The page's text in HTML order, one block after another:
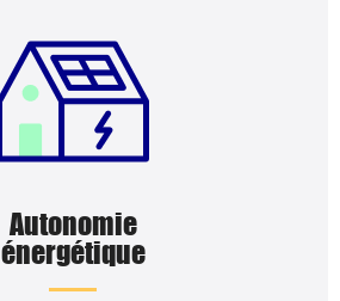
Autonomie
énergétique